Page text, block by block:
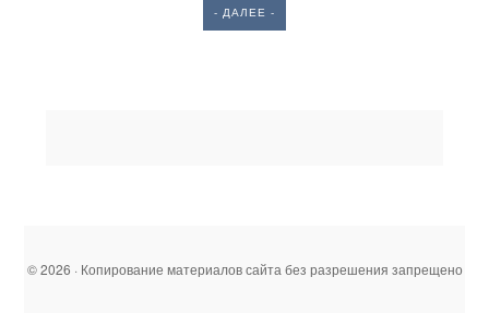
- ДАЛЕЕ -
© 2026 · Копирование материалов сайта без разрешения запрещено